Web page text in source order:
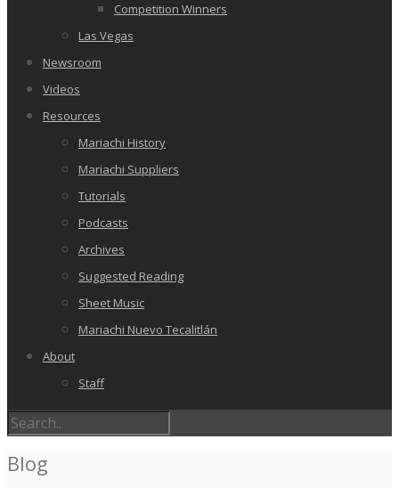
Competition Winners
Las Vegas
Newsroom
Videos
Resources
Mariachi History
Mariachi Suppliers
Tutorials
Podcasts
Archives
Suggested Reading
Sheet Music
Mariachi Nuevo Tecalitlán
About
Staff
Blog